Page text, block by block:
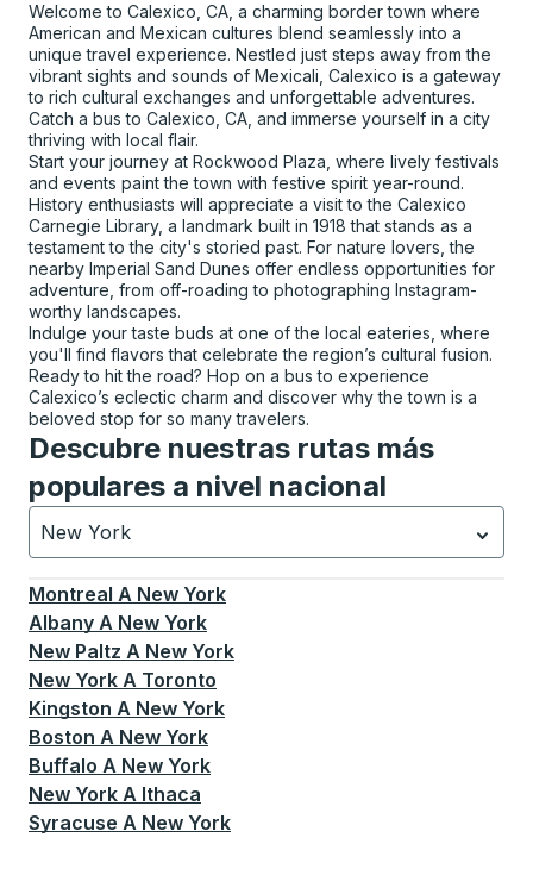
Welcome to Calexico, CA, a charming border town where
American and Mexican cultures blend seamlessly into a
unique travel experience. Nestled just steps away from the
vibrant sights and sounds of Mexicali, Calexico is a gateway
to rich cultural exchanges and unforgettable adventures.
Catch a bus to Calexico, CA, and immerse yourself in a city
thriving with local flair.
Start your journey at Rockwood Plaza, where lively festivals
and events paint the town with festive spirit year-round.
History enthusiasts will appreciate a visit to the Calexico
Carnegie Library, a landmark built in 1918 that stands as a
testament to the city's storied past. For nature lovers, the
nearby Imperial Sand Dunes offer endless opportunities for
adventure, from off-roading to photographing Instagram-
worthy landscapes.
Indulge your taste buds at one of the local eateries, where
you'll find flavors that celebrate the region’s cultural fusion.
Ready to hit the road? Hop on a bus to experience
Calexico’s eclectic charm and discover why the town is a
beloved stop for so many travelers.
Descubre nuestras rutas más
populares a nivel nacional
New York
Currently selected: New York.La selección está
Montreal A New York
Albany A New York
New Paltz A New York
New York A Toronto
Kingston A New York
Boston A New York
Buffalo A New York
New York A Ithaca
Syracuse A New York